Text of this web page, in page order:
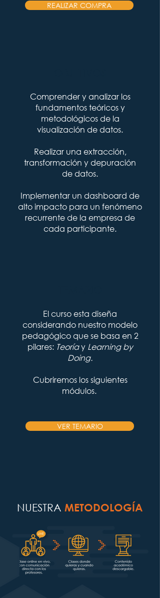
REALIZAR COMPRA
Comprender y analizar los
fundamentos teóricos y
metodológicos de la
visualización de datos.
Realizar una extracción,
transformación y depuración
de datos.
Implementar un dashboard de
alto impacto para un fenómeno
recurrente de la empresa de
cada participante.
VER TEMARIO
El curso esta diseña
considerando nuestro modelo
pedagógico que se basa en 2
pilares: Teoríay Learning by
Doing.
Cubriremos los siguientes
módulos.
NUESTRA METODOLOGÍA